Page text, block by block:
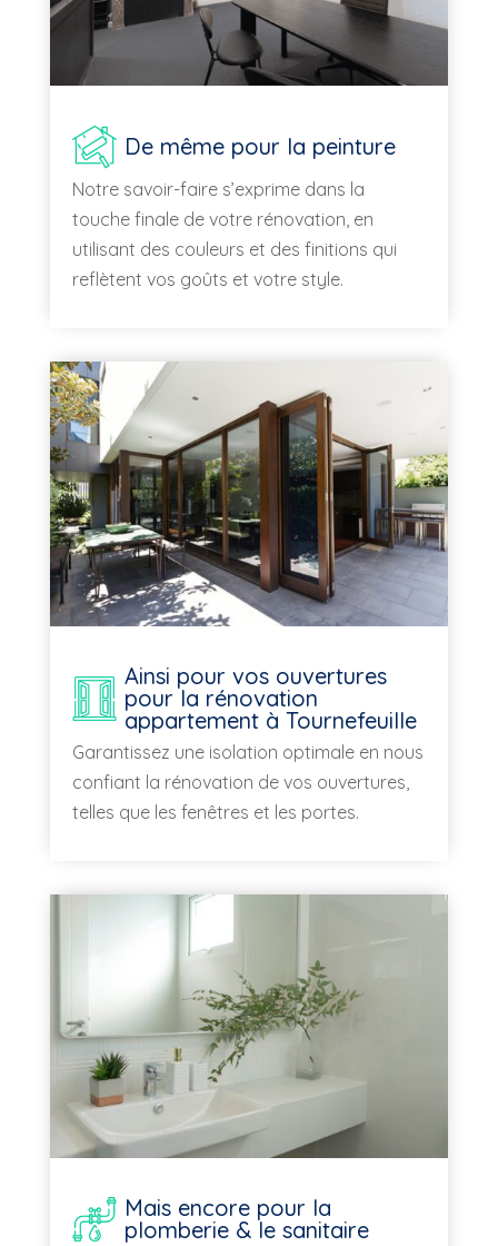
De même pour la peinture
Notre savoir-faire s’exprime dans la
touche finale de votre rénovation, en
utilisant des couleurs et des finitions qui
reflètent vos goûts et votre style.
Ainsi pour vos ouvertures
pour la rénovation
appartement à Tournefeuille
Garantissez une isolation optimale en nous
confiant la rénovation de vos ouvertures,
telles que les fenêtres et les portes.
Mais encore pour la
plomberie & le sanitaire